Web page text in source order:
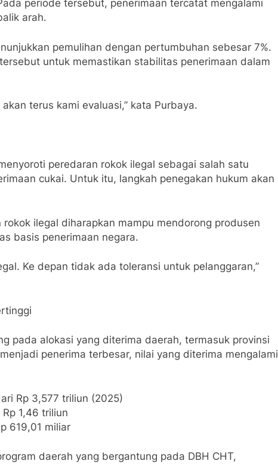
periode tersebut, penerimaan tercatat mengalami
arah.
pemulihan dengan pertumbuhan sebesar 7%.
untuk memastikan stabilitas penerimaan dalam
terus kami evaluasi,” kata Purbaya.
peredaran rokok ilegal sebagai salah satu
cukai. Untuk itu, langkah penegakan hukum akan
ilegal diharapkan mampu mendorong produsen
basis penerimaan negara.
Ke depan tidak ada toleransi untuk pelanggaran,”
pada alokasi yang diterima daerah, termasuk provinsi
penerima terbesar, nilai yang diterima mengalami
Rp 3,577 triliun (2025)
1,46 triliun
619,01 miliar
daerah yang bergantung pada DBH CHT,